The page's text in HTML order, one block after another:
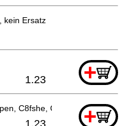
kein Ersatz
+
1.23
C8fshe, Cm5sb, C8fse
+
1.23